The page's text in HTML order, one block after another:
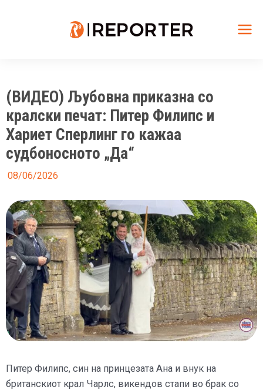
(ВИДЕО) Љубовна приказна со
кралски печат: Питер Филипс и
Хариет Сперлинг го кажаа
судбоносното „Да“
08/06/2026
Питер Филипс, син на принцезата Ана и внук на
британскиот крал Чарлс, викендов стапи во брак со